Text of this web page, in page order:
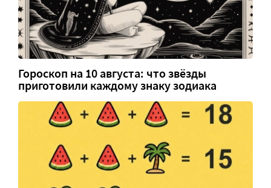
Гороскоп на 10 августа: что звёзды
приготовили каждому знаку зодиака